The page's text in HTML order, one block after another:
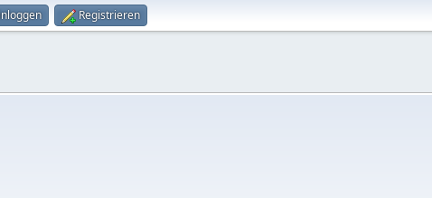
Registrieren